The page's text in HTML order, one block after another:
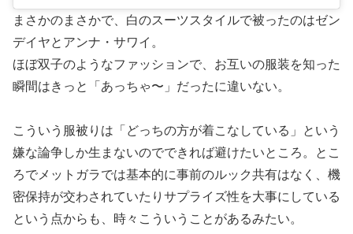
まさかのまさかで、白のスーツスタイルで被ったのはゼン
デイヤとアンナ・サワイ。
ほぼ双子のようなファッションで、お互いの服装を知った
瞬間はきっと「あっちゃ〜」だったに違いない。
こういう服被りは「どっちの方が着こなしている」という
嫌な論争しか生まないのでできれば避けたいところ。とこ
ろでメットガラでは基本的に事前のルック共有はなく、機
密保持が交わされていたりサプライズ性を大事にしている
という点からも、時々こういうことがあるみたい。